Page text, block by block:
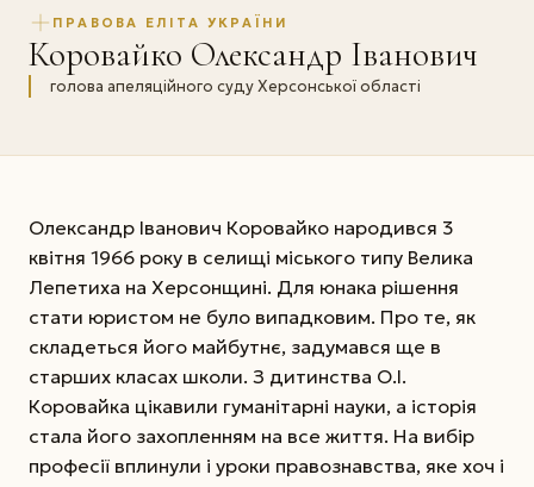
ПРАВОВА ЕЛІТА УКРАЇНИ
Коровайко Олександр Іванович
голова апеляційного суду Херсонської області
Олександр Іванович Коровайко народився 3
квітня 1966 року в селищі міського типу Велика
Лепетиха на Херсонщині. Для юнака рішення
стати юристом не було випадковим. Про те, як
складеться його майбутнє, задумався ще в
старших класах школи. З дитинства О.І.
Коровайка цікавили гуманітарні науки, а історія
стала його захопленням на все життя. На вибір
професії вплинули і уроки правознавства, яке хоч і